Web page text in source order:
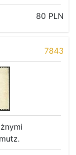
80 PLN
7843